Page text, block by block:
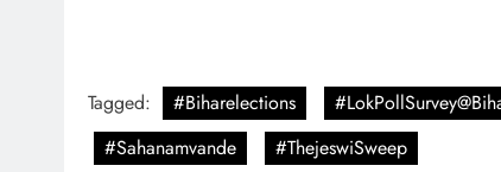
Tagged: #Biharelections
#Sahanamvande
#ThejeswiSweep